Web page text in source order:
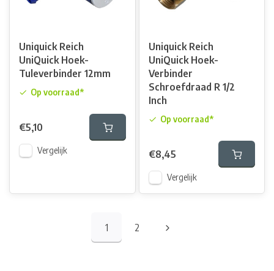
Uniquick Reich
UniQuick Hoek-
Tuleverbinder 12mm
Op voorraad*
€5,10
Vergelijk
Uniquick Reich
UniQuick Hoek-
Verbinder
Schroefdraad R 1/2
Inch
Op voorraad*
€8,45
Vergelijk
1 2